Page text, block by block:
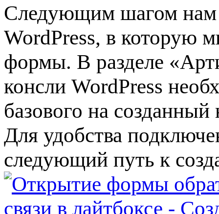
Следующим шагом нам
WordPress, в которую
формы. В разделе
консли WordPress
базового на
Для удобства
следующий путь к